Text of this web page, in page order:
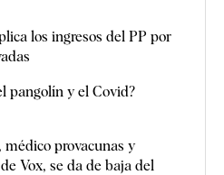
los ingresos del PP por
pangolín y el Covid?
médico provacunas y
Vox, se da de baja del